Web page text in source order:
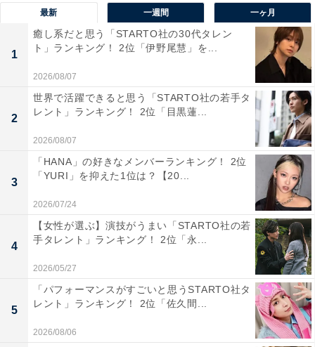
市、真岡市、矢板市、さくら市などを管轄しています。
宇都宮市は栃木県の県庁所在地であり、県内最大の人口
を擁する中心都市。北関東最大級の経済都市でありなが
ら、日光や那須高原など自然豊かなエリアにも近く、住
環境の良さが人気の理由の1つです。また、宇都宮とい
えば“餃子の街”としても知られ、市内には数多くの餃子
店が立ち並び、観光客にも高い支持を得ています。
回答者からは、「餃子が有名で頭にぱっと浮かんだ」
（30代男性／京都府）、「栃木といえば宇都宮が一番都
会っぽい」（40代女性／千葉県）、「バブル時代から一
目置かれている人気のナンバープレートだった記憶があ
ります」（50代女性／青森県）、「漢字と文字数がかっ
こいい」（40代女性／長野県）などのコメントが寄せら
れました。
※回答者からのコメントは原文ママです
最新 一週間 一ヶ月
1
癒し系だと思う「STARTO社の30代タレン
ト」ランキング！ 2位「伊野尾慧」を...
2026/08/07
2
世界で活躍できると思う「STARTO社の若手タ
レント」ランキング！ 2位「目黒蓮...
2026/08/07
3
「HANA」の好きなメンバーランキング！ 2位
「YURI」を抑えた1位は？【20...
2026/07/24
4
【女性が選ぶ】演技がうまい「STARTO社の若
手タレント」ランキング！ 2位「永...
2026/05/27
5
「パフォーマンスがすごいと思うSTARTO社タ
レント」ランキング！ 2位「佐久間...
2026/08/06